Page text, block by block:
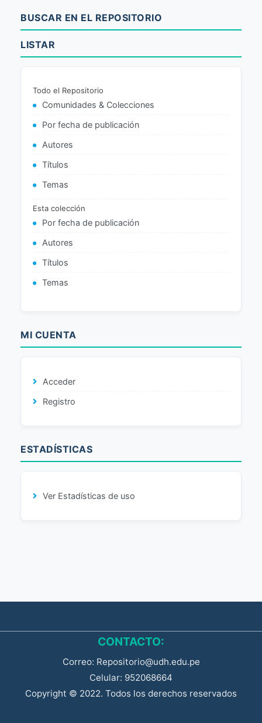
BUSCAR EN EL REPOSITORIO
LISTAR
Todo el Repositorio
Comunidades & Colecciones
Por fecha de publicación
Autores
Títulos
Temas
Esta colección
Por fecha de publicación
Autores
Títulos
Temas
MI CUENTA
Acceder
Registro
ESTADÍSTICAS
Ver Estadísticas de uso
CONTACTO:
Correo: Repositorio@udh.edu.pe
Celular: 952068664
Copyright © 2022. Todos los derechos reservados